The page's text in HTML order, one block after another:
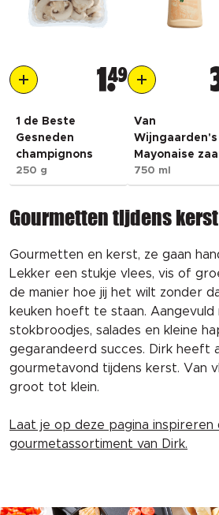
1 49
1 de Beste
Gesneden
champignons
250 g
Van
Wijngaarden's
Mayonaise
750 ml
Gourmetten tijdens kerst
Gourmetten en kerst, ze gaan
Lekker een stukje vlees, vis of
de manier hoe jij het wilt zonder
keuken hoeft te staan.
stokbroodjes, salades en kleine
gegarandeerd succes. Dirk heeft
gourmetavond tijdens kerst. Van
groot tot klein.
Laat je op deze pagina inspireren
gourmetassortiment van Dirk.